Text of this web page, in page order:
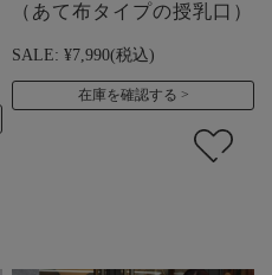
（あて布タイプの授乳口）
SALE: ¥7,990(税込)
在庫を確認する